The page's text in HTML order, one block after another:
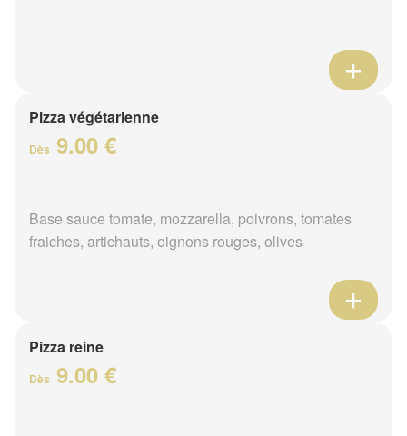
Pizza végétarienne
Dès 9.00 €
Base sauce tomate, mozzarella, poivrons, tomates
fraiches, artichauts, oignons rouges, olives
Pizza reine
Dès 9.00 €